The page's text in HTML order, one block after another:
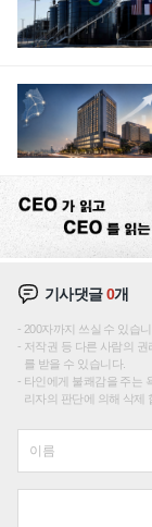
기사댓글0개
200자까지 쓰실 수 있습
저작권 등 다른 사람의
를 받을 수 있습니다.
타인에게 불쾌감을 주는
리자의 판단에 의해 삭제